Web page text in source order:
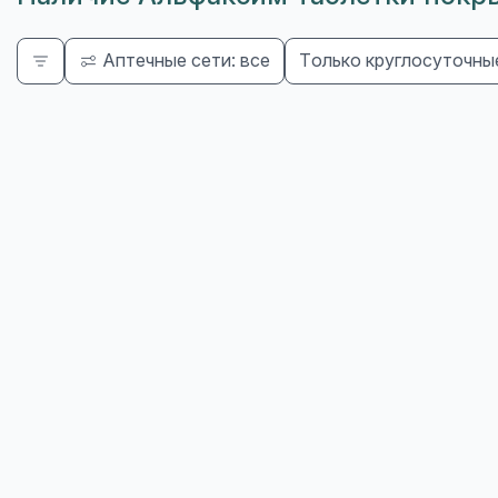
Аптечные сети: все Только